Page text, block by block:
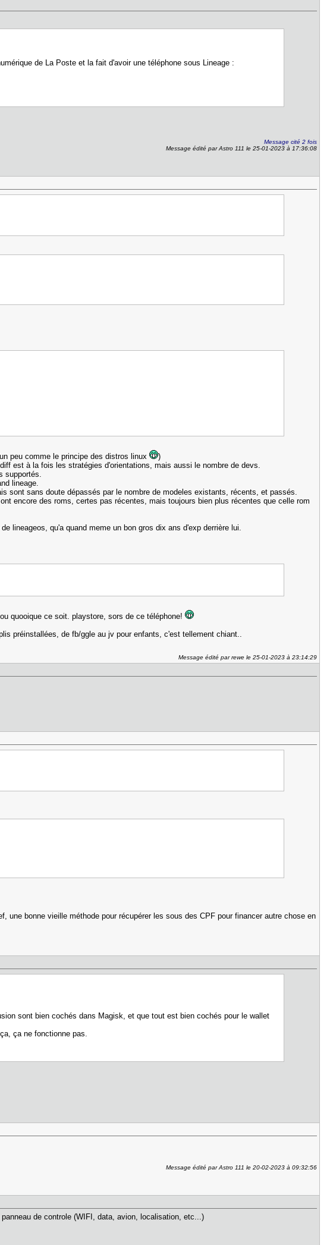
de La Poste et la fait d'avoir une téléphone sous Lineage :
Message cité 2 fois
Message édité par Astro 111 le 25-01-2023 à 17:36:08
peu comme le principe des distros linux
)
est à la fois les stratégies d'orientations, mais aussi le nombre de devs.
supportés.
lineage.
sont sans doute dépassés par le nombre de modeles existants, récents, et passés.
encore des roms, certes pas récentes, mais toujours bien plus récentes que celle rom
lineageos, qu'a quand meme un bon gros dix ans d'exp derrière lui.
quooique ce soit. playstore, sors de ce téléphone!
préinstallées, de fb/ggle au jv pour enfants, c'est tellement chiant..
Message édité par rewe le 25-01-2023 à 23:14:29
bonne vieille méthode pour récupérer les sous des CPF pour financer autre chose en
sont bien cochés dans Magisk, et que tout est bien cochés pour le wallet
ça ne fonctionne pas.
Message édité par Astro 111 le 20-02-2023 à 09:32:56
de controle (WIFI, data, avion, localisation, etc...)